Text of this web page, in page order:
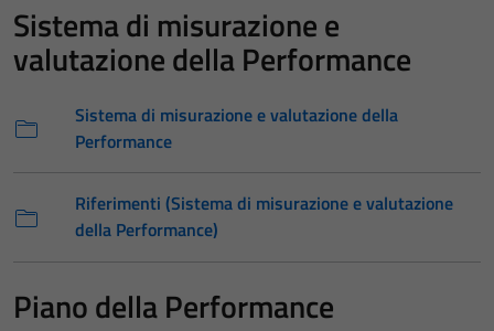
Sistema di misurazione e
valutazione della Performance
Sistema di misurazione e valutazione della
Performance
Riferimenti (Sistema di misurazione e valutazione
della Performance)
Piano della Performance